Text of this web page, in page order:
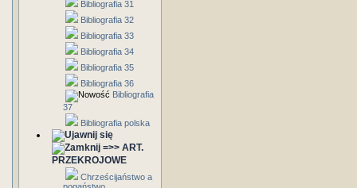
Bibliografia 31
Bibliografia 32
Bibliografia 33
Bibliografia 34
Bibliografia 35
Bibliografia 36
Bibliografia
37
Bibliografia polska
=>> ART.
PRZEKROJOWE
Chrześcijaństwo a